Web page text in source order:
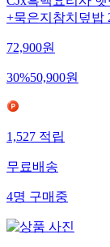
CJx흑백요리사
+묵은지참치덮밥
72,900원
30%50,900원
1,527적립
무료배송
4명구매중